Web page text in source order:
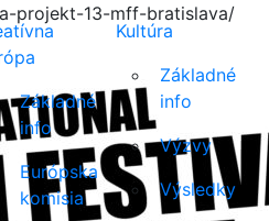
projekt-13-mff-bratislava/
Základné
info
Európska
komisia
Kultúra
Základné
info
Výzvy
Výsledky